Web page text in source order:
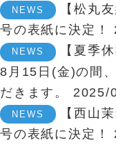
NEWS
【松丸
号の表紙に決定！
NEWS
【夏季
8月15日(金)の間
だきます。
2025/
NEWS
【西山
号の表紙に決定！